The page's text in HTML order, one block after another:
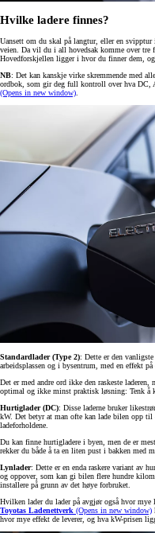
Hvilke ladere finnes?
Uansett om du skal på langtur, eller en svipptur
veien. Da vil du i all hovedsak komme over tre
Hovedforskjellen ligger i hvor du finner dem, og
NB: Det kan kanskje virke skremmende med
ordbok, som gir deg full kontroll over hva DC,
(Opens in new window)
Standardlader (Type 2): Dette er den
arbeidsplassen og i bysentrum, med en effekt
Det er med andre ord ikke den raskeste
optimal og ikke minst praktisk løsning: Tenk å
Hurtiglader (DC): Disse laderne bruker
kW. Det betyr at man ofte kan lade bilen opp
ladeforholdene.
Du kan finne hurtigladere i byen, men de er
rekker du både å ta en liten pust i bakken med
Lynlader: Dette er en enda raskere variant av
og oppover, som kan gi bilen flere hundre
installere på grunn av det høye forbruket.
Hvilken lader du lader på avgjør også hvor
Toyotas Ladenettverk (Opens in new window)
hvor mye effekt de leverer, og hva kW-prisen